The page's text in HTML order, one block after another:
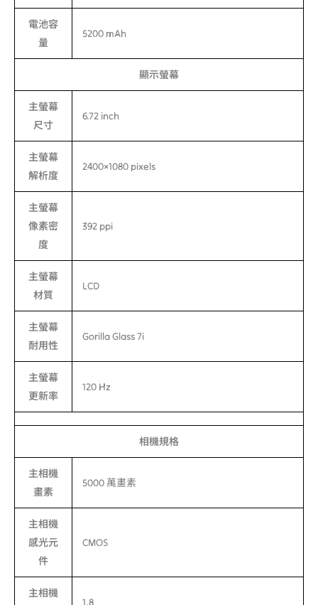
電池容
量
5200 mAh
顯示螢幕
主螢幕
尺寸
6.72 inch
主螢幕
解析度
2400×1080 pixels
主螢幕
像素密
度
392 ppi
主螢幕
材質
LCD
主螢幕
耐用性
Gorilla Glass 7i
主螢幕
更新率
120 Hz
相機規格
主相機
畫素
5000 萬畫素
主相機
感光元
件
CMOS
主相機
1.8